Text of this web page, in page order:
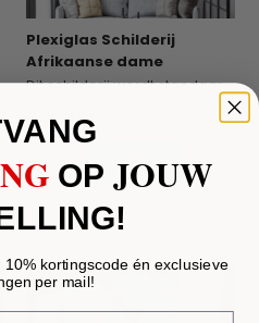
Plexiglas Schilderij
Afrikaanse dame
Dit schilderij wordt standaard geleverd met een ...
€180,- €150,-
OPJOUW
kortingscode én exclusieve
per mail!